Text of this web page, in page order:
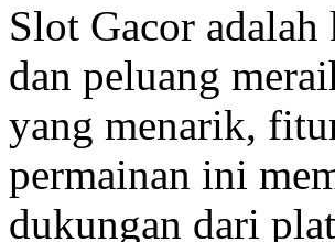
Slot Gacor
dan peluang
yang menarik,
permainan ini
dukungan dari